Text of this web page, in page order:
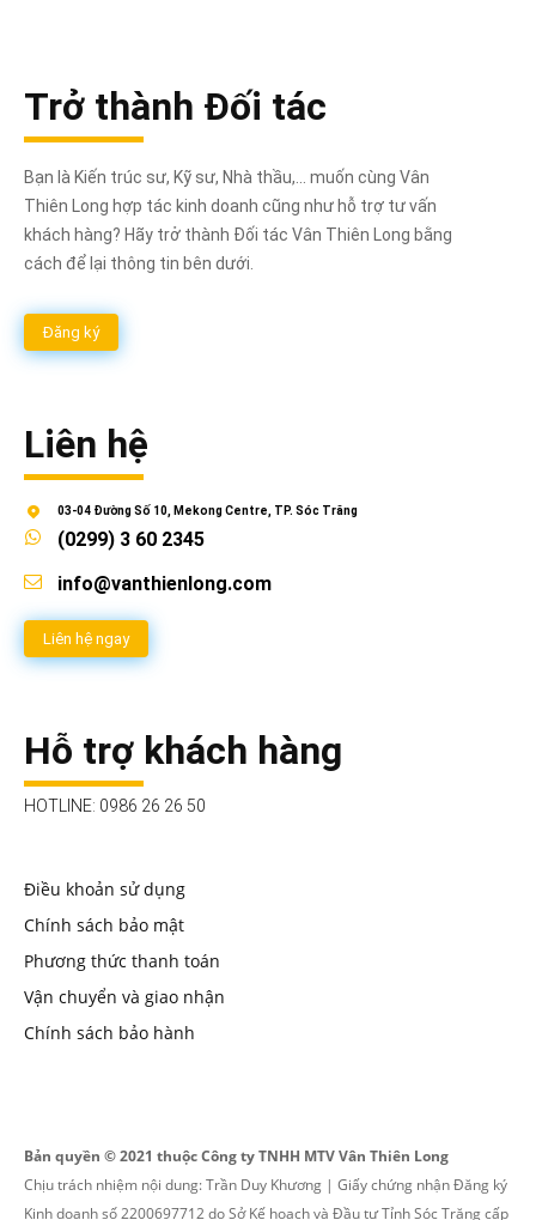
Trở thành Đối tác
Bạn là Kiến trúc sư, Kỹ sư, Nhà thầu,... muốn cùng Vân
Thiên Long hợp tác kinh doanh cũng như hỗ trợ tư vấn
khách hàng? Hãy trở thành Đối tác Vân Thiên Long bằng
cách để lại thông tin bên dưới.
Đăng ký
Liên hệ
03-04 Đường Số 10, Mekong Centre, TP. Sóc Trăng
(0299) 3 60 2345
info@vanthienlong.com
Liên hệ ngay
Hỗ trợ khách hàng
HOTLINE: 0986 26 26 50
Điều khoản sử dụng
Chính sách bảo mật
Phương thức thanh toán
Vận chuyển và giao nhận
Chính sách bảo hành
Bản quyền © 2021 thuộc Công ty TNHH MTV Vân Thiên Long
Chịu trách nhiệm nội dung: Trần Duy Khương | Giấy chứng nhận Đăng ký
Kinh doanh số 2200697712 do Sở Kế hoạch và Đầu tư Tỉnh Sóc Trăng cấp